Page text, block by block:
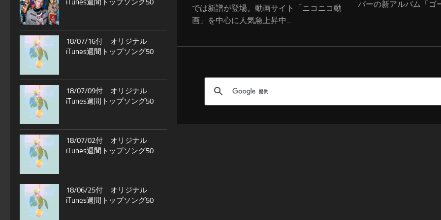
では新譜が登場。動画サイト「ニコニコ動
画」を中心に人気急上昇中...
バーの新アルバム「ゴ
iTunes週間トップソング50
18/07/16付 オリジナル
iTunes週間トップソング50
18/07/09付 オリジナル
iTunes週間トップソング50
18/07/02付 オリジナル
iTunes週間トップソング50
18/06/25付 オリジナル
iTunes週間トップソング50